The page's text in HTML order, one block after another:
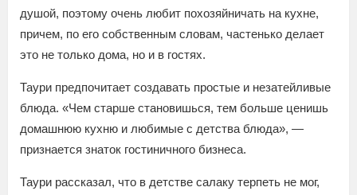
душой, поэтому очень любит похозяйничать на кухне,
причем, по его собственным словам, частенько делает
это не только дома, но и в гостях.
Таури предпочитает создавать простые и незатейливые
блюда. «Чем старше становишься, тем больше ценишь
домашнюю кухню и любимые с детства блюда», —
признается знаток гостиничного бизнеса.
Таури рассказал, что в детстве салаку терпеть не мог,